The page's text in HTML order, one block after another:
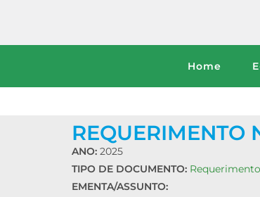
Home
REQUERIMENTO
ANO: 2025
TIPO DE DOCUMENTO: Requerimento
EMENTA/ASSUNTO: